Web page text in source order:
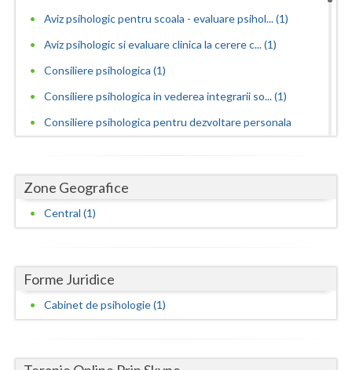
Dolj
Galati
Hunedoara
Ialomita
Ilfov
Maramures
Mures
Aviz psihologic pentru scoala - evaluare psihol... (1)
Aviz psihologic si evaluare clinica la cerere c... (1)
Consiliere psihologica (1)
Consiliere psihologica in vederea integrarii so... (1)
Consiliere psihologica pentru dezvoltare personala
(1)
Consiliere psihologica pentru persoanele care s... (1)
Dezvoltare personala pentru adolescenti (1)
Dezvoltare personala pentru adulti (1)
Dezvoltare personala pentru copii (1)
Zone Geografice
Central (1)
Forme Juridice
Cabinet de psihologie (1)